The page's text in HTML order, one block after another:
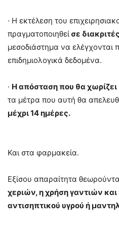
· Η εκτέλεση του
πραγματοποιηθεί σε
μεσοδιάστημα να ελέγχονται
επιδημιολογικά δεδομένα.
· Η απόσταση που θα
τα μέτρα που αυτή θα
μέχρι 14 ημέρες.
Και στα φαρμακεία.
Εξίσου απαραίτητα
χεριών, η χρήση γαντιών
αντισηπτικού υγρού ή